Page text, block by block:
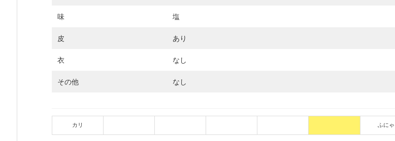
味 塩
皮 あり
衣 なし
その他 なし
カリ ふにゃ